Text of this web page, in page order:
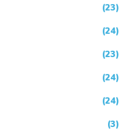
(23)
(24)
(23)
(24)
(24)
(3)